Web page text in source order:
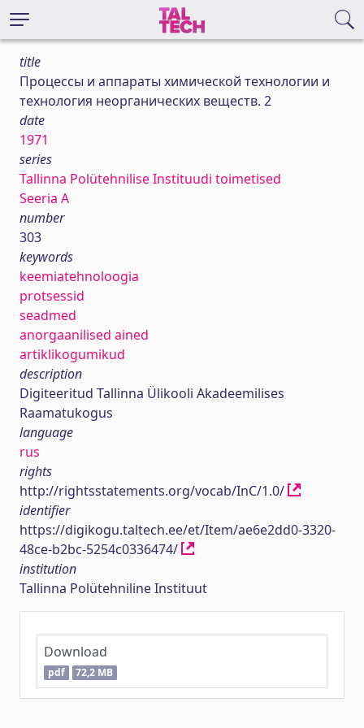
title
Процессы и аппараты химической технологии и
технология неорганических веществ. 2
date
1971
series
Tallinna Polütehnilise Instituudi toimetised
Seeria A
number
303
keywords
keemiatehnoloogia
protsessid
seadmed
anorgaanilised ained
artiklikogumikud
description
Digiteeritud Tallinna Ülikooli Akadeemilises
Raamatukogus
language
rus
rights
http://rightsstatements.org/vocab/InC/1.0/
identifier
https://digikogu.taltech.ee/et/Item/ae6e2dd0-3320-
48ce-b2bc-5254c0336474/
institution
Tallinna Polütehniline Instituut
Download
pdf 72,2 MB